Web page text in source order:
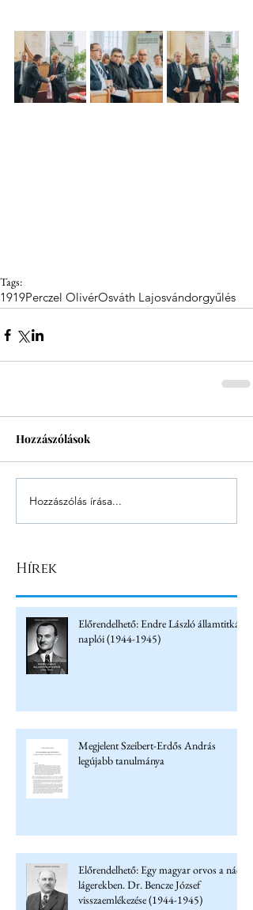
Tags:
1919Perczel OlivérOsváth Lajosvándorgyűlés
Hozzászólások
Hozzászólás írása...
Hírek
Előrendelhető: Endre László államtitkár
naplói (1944-1945)
Megjelent Szeibert-Erdős András
legújabb tanulmánya
Előrendelhető: Egy magyar orvos a náci
lágerekben. Dr. Bencze József
visszaemlékezése (1944-1945)